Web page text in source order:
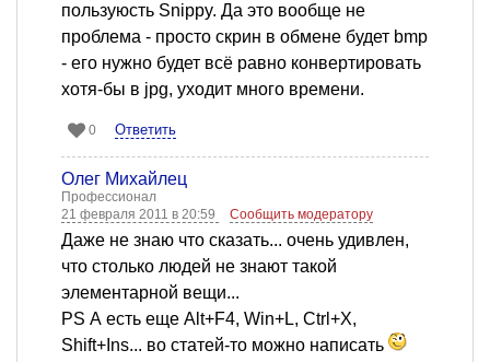
пользуюсть Snippy. Да это вообще не
проблема - просто скрин в обмене будет bmp
- его нужно будет всё равно конвертировать
хотя-бы в jpg, уходит много времени.
0 Ответить
Олег Михайлец
Профессионал
21 февраля 2011 в 20:59
Сообщить модератору
Даже не знаю что сказать... очень удивлен,
что столько людей не знают такой
элементарной вещи...
PS А есть еще Alt+F4, Win+L, Ctrl+X,
Shift+Ins... во статей-то можно написать